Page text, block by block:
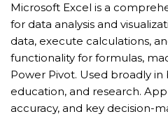
Microsoft Excel is a
for data analysis and
data, execute calculations,
functionality for formulas,
Power Pivot. Used broadly in
education, and research.
accuracy, and key decision-